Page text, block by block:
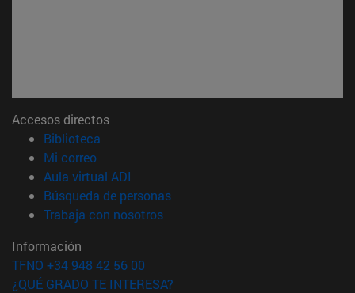
Accesos directos
Biblioteca
Mi correo(abre en nueva ventana)
Aula virtual ADI
Búsqueda de personas(abre en nueva ventana)
Trabaja con nosotros(abre en nueva ventana)
Información
TFNO +34 948 42 56 00
¿QUÉ GRADO TE INTERESA?